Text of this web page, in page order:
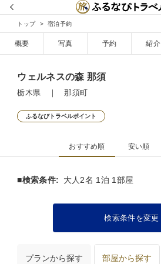
トップ 宿泊予約
概要 写真 予約 紹介
ウェルネスの森 那須
栃木県 ｜ 那須町
ふるなびトラベルポイント
おすすめ順 安い順
■検索条件: 大人2名 1泊 1部屋
検索条件を変更
プランから探す 部屋から探す